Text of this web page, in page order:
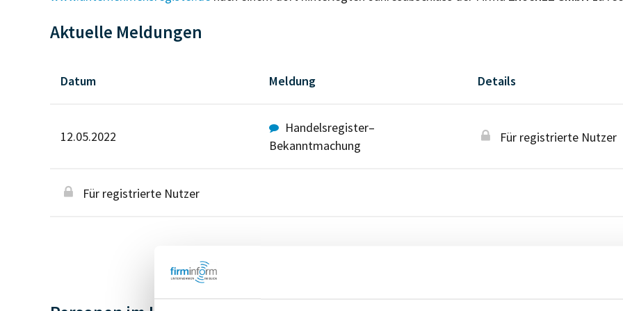
Aktuelle Meldungen
Datum Meldung Details
12.05.2022
Handelsregister–
Bekanntmachung
Für registrierte Nutzer
Für registrierte Nutzer